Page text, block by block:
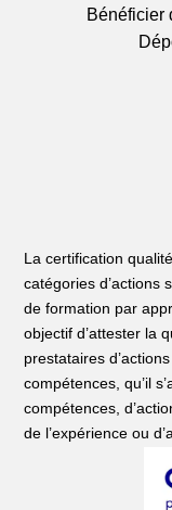
Bénéficier
La certification
catégories d’actions
de formation par
objectif d’attester la
prestataires
compétences, qu’il
compétences,
de l’expérience ou